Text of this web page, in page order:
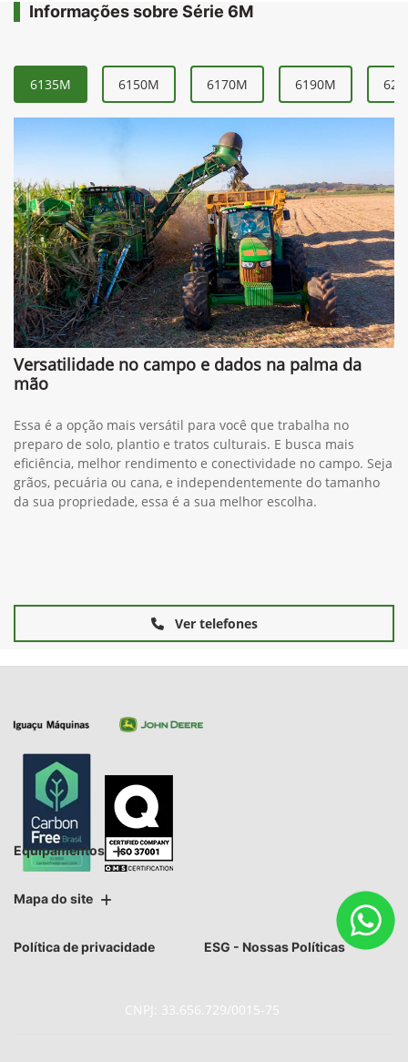
Informações sobre Série 6M
6135M 6150M 6170M 6190M
Versatilidade no campo e dados na palma da
mão
Essa é a opção mais versátil para você que trabalha no
preparo de solo, plantio e tratos culturais. E busca mais
eficiência, melhor rendimento e conectividade no campo. Seja
grãos, pecuária ou cana, e independentemente do tamanho
da sua propriedade, essa é a sua melhor escolha.
Ver telefones
Equipamentos
Mapa do site
Política de privacidade ESG - Nossas Políticas
CNPJ: 33.656.729/0015-75